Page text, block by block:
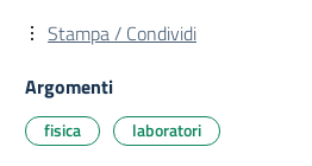
Stampa / Condividi
Argomenti
fisica laboratori